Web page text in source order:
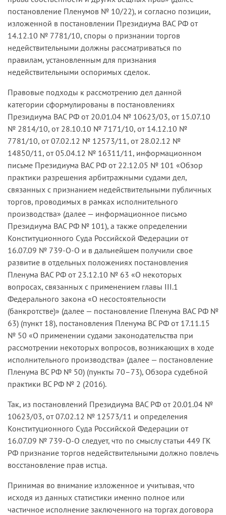
постановление Пленумов № 10/22), и согласно позиции,
изложенной в постановлении Президиума ВАС РФ от
14.12.10 № 7781/10, споры о признании торгов
недействительными должны рассматриваться по
правилам, установленным для признания
недействительными оспоримых сделок.
Правовые подходы к рассмотрению дел данной
категории сформулированы в постановлениях
Президиума ВАС РФ от 20.01.04 № 10623/03, от 15.07.10
№ 2814/10, от 28.10.10 № 7171/10, от 14.12.10 №
7781/10, от 07.02.12 № 12573/11, от 28.02.12 №
14850/11, от 05.04.12 № 16311/11, информационном
письме Президиума ВАС РФ от 22.12.05 № 101 «Обзор
практики разрешения арбитражными судами дел,
связанных с признанием недействительными публичных
торгов, проводимых в рамках исполнительного
производства» (далее — информационное письмо
Президиума ВАС РФ № 101), а также определении
Конституционного Суда Российской Федерации от
16.07.09 № 739-О-О и в дальнейшем получили свое
развитие в отдельных положениях постановления
Пленума ВАС РФ от 23.12.10 № 63 «О некоторых
вопросах, связанных с применением главы III.1
Федерального закона «О несостоятельности
(банкротстве)» (далее — постановление Пленума ВАС РФ №
63) (пункт 18), постановления Пленума ВС РФ от 17.11.15
№ 50 «О применении судами законодательства при
рассмотрении некоторых вопросов, возникающих в ходе
исполнительного производства» (далее — постановление
Пленума ВС РФ № 50) (пункты 70–73), Обзора судебной
практики ВС РФ № 2 (2016).
Так, из постановлений Президиума ВАС РФ от 20.01.04 №
10623/03, от 07.02.12 № 12573/11 и определения
Конституционного Суда Российской Федерации от
16.07.09 № 739-О-О следует, что по смыслу статьи 449 ГК
РФ признание торгов недействительными должно повлечь
восстановление прав истца.
Принимая во внимание изложенное и учитывая, что
исходя из данных статистики именно полное или
частичное исполнение заключенного на торгах договора